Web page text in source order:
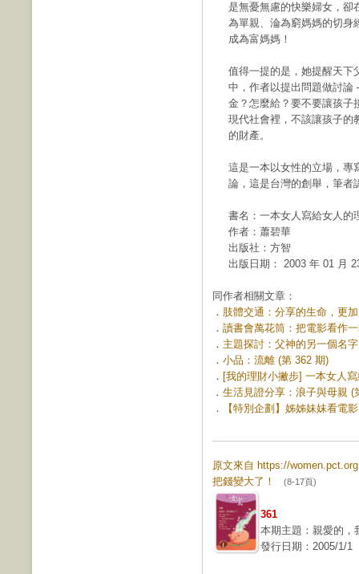
是無憂無慮的快樂婦女，卻
為單親、淪為窮媽媽的切身
成為富媽媽！
值得一提的是，她提醒天下
中，作者以提出問題做討
金？怎麼給？要不要讓孩子
現代社會裡，不該讓孩子的
的財產。
這是一本以女性的立場，專
論，這是台灣的創舉，筆者
書名：一本女人寫給女人
作者：蕭碧華
出版社：方智
出版日期： 2003 年 01 月
同作者相關文章：
． 肢體交通：分享的生命，更
． 讀書會萬花筒：把電影看作
． 主題探討：父神的另一個名
． 小品：流離 (第 362 期)
． [我的理財小撇步] 一本女人
． 生活見證分享：浪子與母親 (
．
【特別企劃】姊姊妹妹看電
原文來自 https://
把錢變大了！
(8-17頁)
361
本期主題：親愛的，
發行日期：2005/1/1